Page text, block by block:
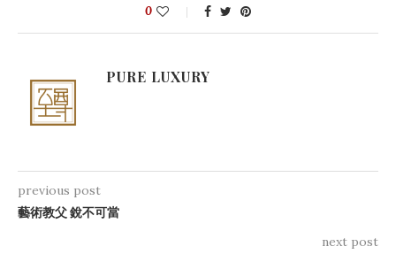
0
PURE LUXURY
previous post
藝術教父 銳不可當
next post